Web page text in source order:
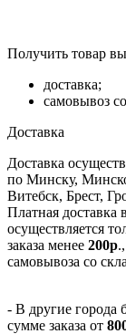
Получить товар
доставка;
самовывоз
Доставка
Доставка
по Минску,
Витебск, Брест,
Платная доставка
осуществляется
заказа менее 200р
самовывоза со
- В другие города
сумме заказа от